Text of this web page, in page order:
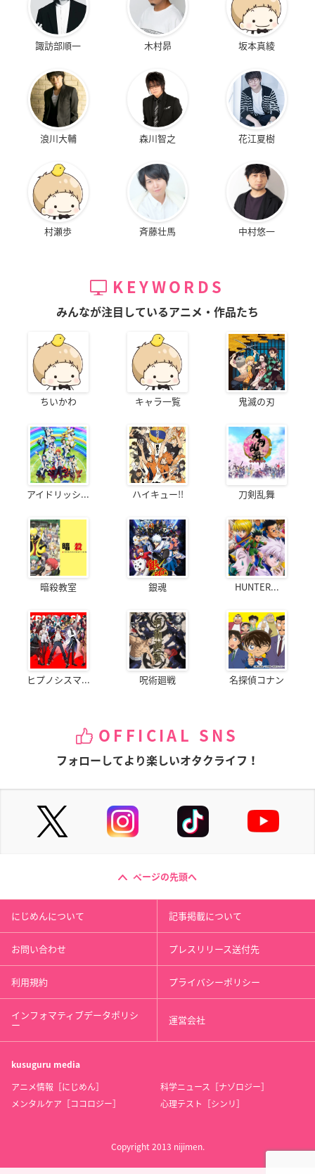
諏訪部順一 木村昴 坂本真綾
浪川大輔 森川智之 花江夏樹
村瀬歩 斉藤壮馬 中村悠一
KEYWORDS
みんなが注目しているアニメ・作品たち
ちいかわ キャラ一覧 鬼滅の刃
アイドリッシ... ハイキュー!! 刀剣乱舞
暗殺教室 銀魂 HUNTER...
ヒプノシスマ... 呪術廻戦 名探偵コナン
OFFICIAL SNS
フォローしてより楽しいオタクライフ！
ページの先頭へ
にじめんについて 記事掲載について
お問い合わせ プレスリリース送付先
利用規約 プライバシーポリシー
インフォマティブデータポリシ
ー 運営会社
kusuguru media
アニメ情報［にじめん］
科学ニュース［ナゾロジー］
メンタルケア［ココロジー］
心理テスト［シンリ］
Copyright 2013 nijimen.